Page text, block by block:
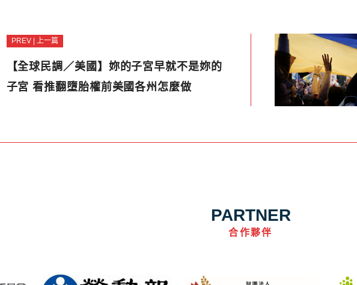
PREV | 上一篇
【全球民調／美國】妳的子宮早就不是妳的
子宮 看推翻墮胎權前美國各州怎麼做
PARTNER
合作夥伴